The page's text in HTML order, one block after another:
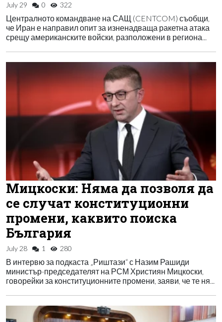
July 29 0 322
Централното командване на САЩ (CENTCOM) съобщи,
че Иран е направил опит за изненадваща ракетна атака
срещу американските войски, разположени в региона...
Мицкоски: Няма да позволя да
се случат конституционни
промени, каквито поиска
България
July 28 1 280
В интервю за подкаста „Риштази“ с Назим Рашиди
министър-председателят на РСМ Християн Мицкоски,
говорейки за конституционните промени, заяви, че те ня...